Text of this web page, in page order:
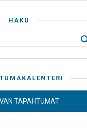
HAKU
TAPAHTUMAT